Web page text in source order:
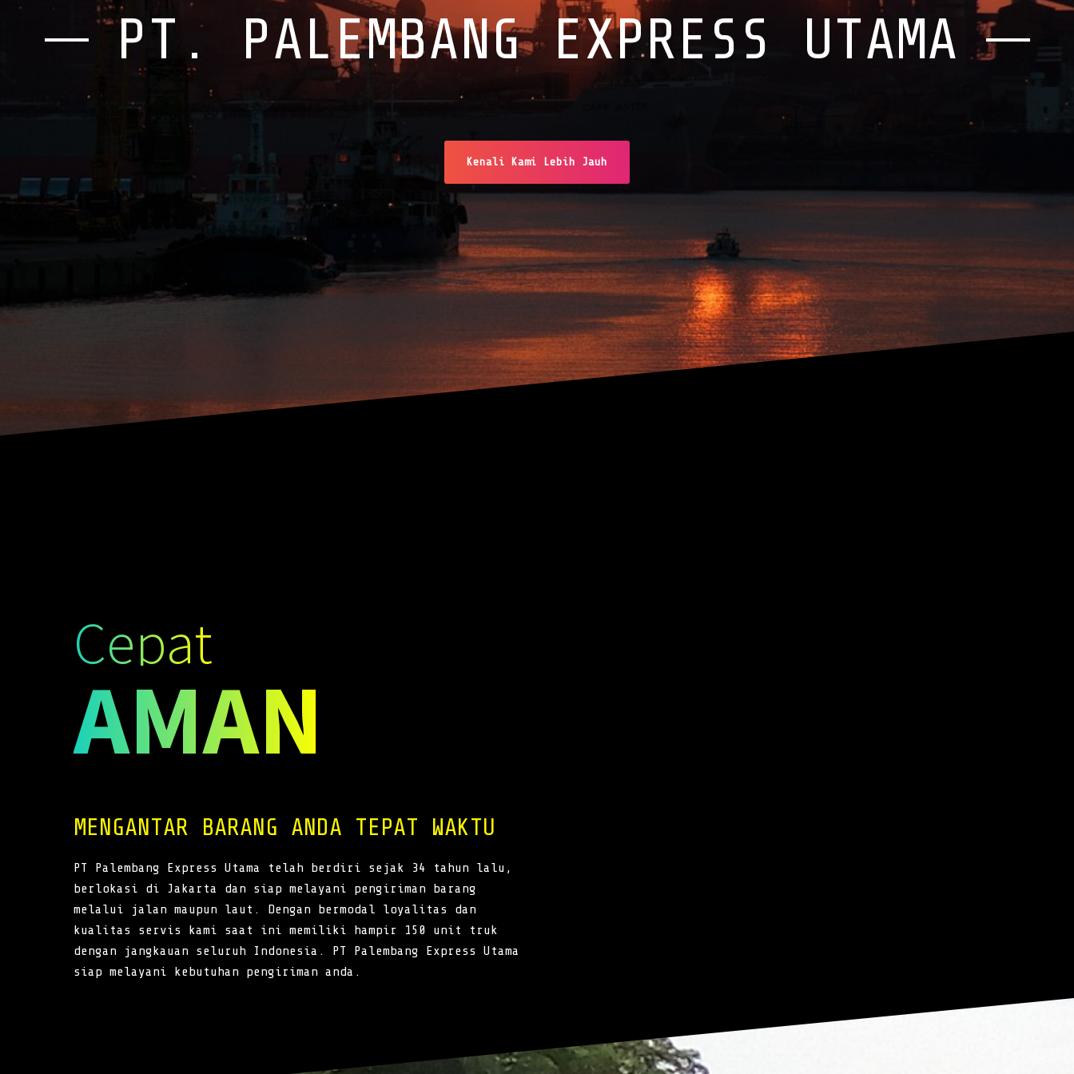
PT. PALEMBANG EXPRESS UTAMA
Kenali Kami Lebih Jauh
Cepat
AMAN
MENGANTAR BARANG ANDA TEPAT WAKTU
PT Palembang Express Utama telah berdiri sejak 34 tahun lalu,
berlokasi di Jakarta dan siap melayani pengiriman barang
melalui jalan maupun laut. Dengan bermodal loyalitas dan
kualitas servis kami saat ini memiliki hampir 150 unit truk
dengan jangkauan seluruh Indonesia. PT Palembang Express Utama
siap melayani kebutuhan pengiriman anda.